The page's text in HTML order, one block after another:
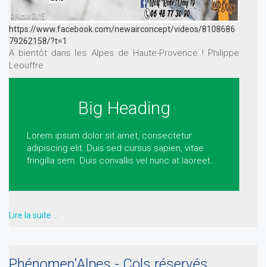
https://www.facebook.com/newairconcept/videos/8108686
79262158/?t=1
A bientôt dans les Alpes de Haute-Provence ! Philippe
Leouffre
Big Heading
Lorem ipsum dolor sit amet, consectetur
adipiscing elit. Duis sed cursus sapien, vitae
fringilla sem. Duis convallis vel nunc at laoreet.
Lire la suite …